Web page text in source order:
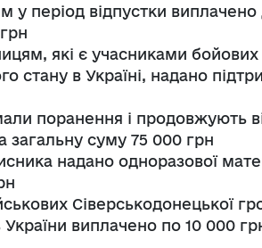
у період відпустки
які є учасниками бойових
стану в Україні, надано
поранення і продовжують
суму 75 000 грн
надано одноразової
Сіверськодонецької
України виплачено по 10 000